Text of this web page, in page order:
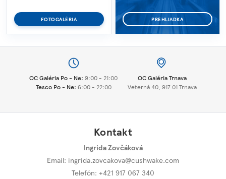
FOTOGALÉRIA PREHLIADKA
OC Galéria Po - Ne: 9:00 - 21:00
Tesco Po - Ne: 6:00 - 22:00
OC Galéria Trnava
Veterná 40, 917 01 Trnava
Kontakt
Ingrida Zovčáková
Email: ingrida.zovcakova@cushwake.com
Telefón: +421 917 067 340